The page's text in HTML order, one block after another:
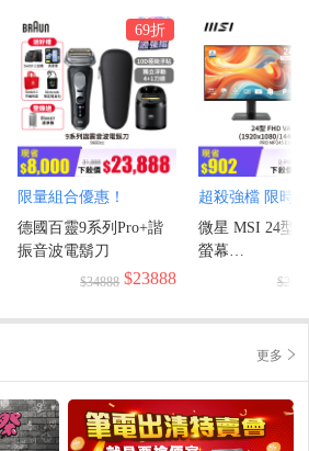
69折
限量組合優惠！
德國百靈9系列Pro+諧
振音波電鬍刀
$34888 $23888
超殺強檔 限時
微星 MSI 24型
螢幕
(1920x1080/$2990
更多